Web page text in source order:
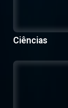
Ciências